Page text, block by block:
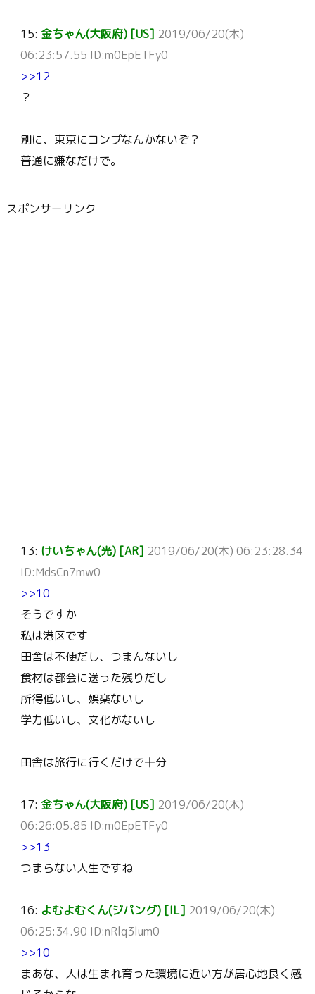
15: 金ちゃん(大阪府) [US] 2019/06/20(木)
06:23:57.55 ID:m0EpETFy0
>>12
？
別に、東京にコンプなんかないぞ？
普通に嫌なだけで。
スポンサーリンク
13: けいちゃん(光) [AR] 2019/06/20(木) 06:23:28.34
ID:MdsCn7mw0
>>10
そうですか
私は港区です
田舎は不便だし、つまんないし
食材は都会に送った残りだし
所得低いし、娯楽ないし
学力低いし、文化がないし
田舎は旅行に行くだけで十分
17: 金ちゃん(大阪府) [US] 2019/06/20(木)
06:26:05.85 ID:m0EpETFy0
>>13
つまらない人生ですね
16: よむよむくん(ジパング) [IL] 2019/06/20(木)
06:25:34.90 ID:nRlq3lum0
>>10
まあな、人は生まれ育った環境に近い方が居心地良く感